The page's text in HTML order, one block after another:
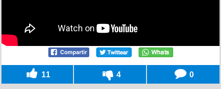
11 4 0